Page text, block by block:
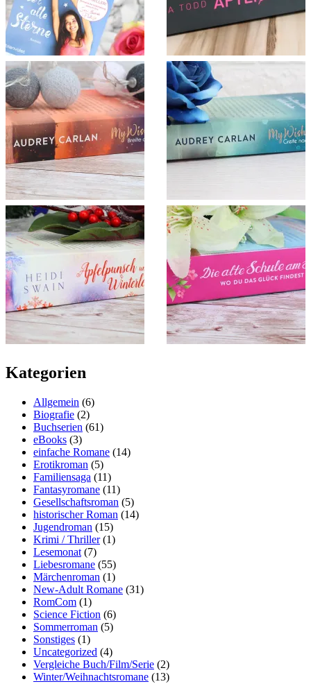
Kategorien
Allgemein (6)
Biografie (2)
Buchserien (61)
eBooks (3)
einfache Romane (14)
Erotikroman (5)
Familiensaga (11)
Fantasyromane (11)
Gesellschaftsroman (5)
historischer Roman (14)
Jugendroman (15)
Krimi / Thriller(1)
Lesemonat (7)
Liebesromane (55)
Märchenroman (1)
New-Adult Romane (31)
RomCom (1)
Science Fiction (6)
Sommerroman (5)
Sonstiges (1)
Uncategorized (4)
Vergleiche Buch/Film/Serie (2)
Winter/Weihnachtsromane (13)